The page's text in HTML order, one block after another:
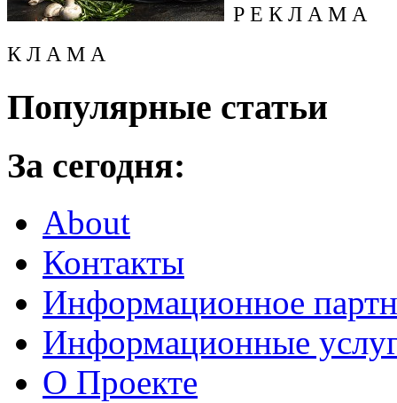
Р Е К Л А М А
К Л А М А
Популярные статьи
За сегодня:
About
Контакты
Информационное
Информационные
О Проекте